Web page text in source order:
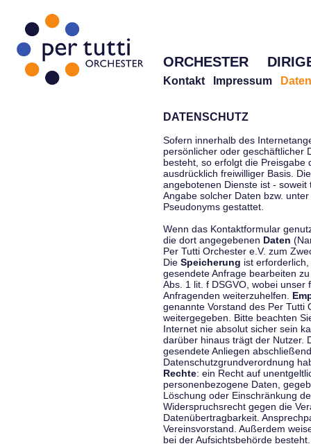
ORCHESTER
Kontakt Impressum
DATENSCHUTZ
Sofern innerhalb des
persönlicher oder geschäftlicher
besteht, so erfolgt die Preisgabe
ausdrücklich freiwilliger Basis.
angebotenen Dienste ist -
Angabe solcher Daten bzw.
Pseudonyms gestattet.
Wenn das Kontaktformular
die dort angegebenen Daten
Per Tutti Orchester e.V. zum
Die Speicherung ist
gesendete Anfrage bearbeiten
Abs. 1 lit. f DSGVO, wobei
Anfragenden weiterzuhelfen.
genannte Vorstand des Per Tutti
weitergegeben. Bitte beachten
Internet nie absolut sicher sein
darüber hinaus trägt der Nutzer.
gesendete Anliegen
Datenschutzgrundverordnung
Rechte: ein Recht auf
personenbezogene Daten,
Löschung oder Einschränkung
Widerspruchsrecht gegen die
Datenübertragbarkeit.
Vereinsvorstand. Außerdem
bei der Aufsichtsbehörde besteht.